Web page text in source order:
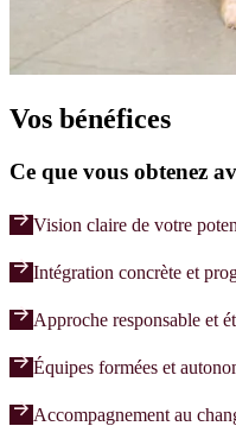
Vos bénéfices
Ce que vous obtenez
arrow_forwardVision claire de votre
arrow_forwardIntégration concrète et
arrow_forwardApproche responsable et
arrow_forwardÉquipes formées et
arrow_forwardAccompagnement au